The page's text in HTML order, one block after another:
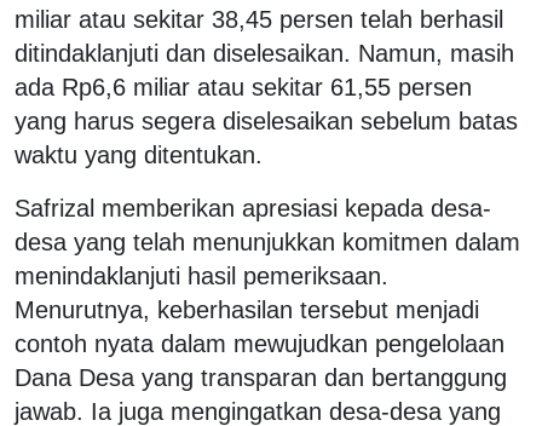
miliar atau sekitar 38,45 persen telah berhasil
ditindaklanjuti dan diselesaikan. Namun, masih
ada Rp6,6 miliar atau sekitar 61,55 persen
yang harus segera diselesaikan sebelum batas
waktu yang ditentukan.
Safrizal memberikan apresiasi kepada desa-
desa yang telah menunjukkan komitmen dalam
menindaklanjuti hasil pemeriksaan.
Menurutnya, keberhasilan tersebut menjadi
contoh nyata dalam mewujudkan pengelolaan
Dana Desa yang transparan dan bertanggung
jawab. Ia juga mengingatkan desa-desa yang